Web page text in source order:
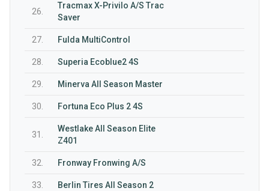
26.
Tracmax X-Privilo A/S Trac
Saver
27. Fulda MultiControl
28. Superia Ecoblue2 4S
29. Minerva All Season Master
30. Fortuna Eco Plus 2 4S
31.
Westlake All Season Elite
Z401
32. Fronway Fronwing A/S
33. Berlin Tires All Season 2